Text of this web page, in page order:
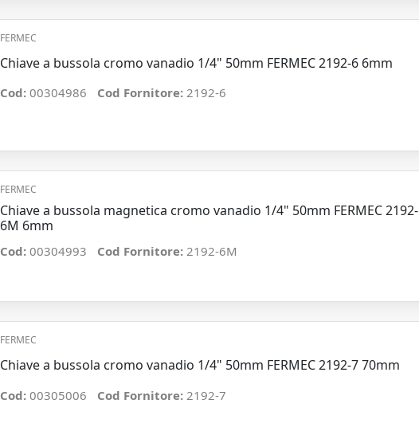
FERMEC
Chiave a bussola cromo vanadio 1/4" 50mm FERMEC 2192-6 6mm
Cod: 00304986 Cod Fornitore: 2192-6
FERMEC
Chiave a bussola magnetica cromo vanadio 1/4" 50mm FERMEC 2192-
6M 6mm
Cod: 00304993 Cod Fornitore: 2192-6M
FERMEC
Chiave a bussola cromo vanadio 1/4" 50mm FERMEC 2192-7 70mm
Cod: 00305006 Cod Fornitore: 2192-7